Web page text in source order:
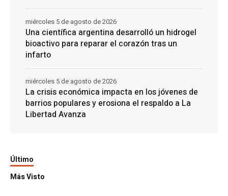
Una científica argentina desarrolló un hidrogel
bioactivo para reparar el corazón tras un
infarto
miércoles 5 de agosto de 2026
La crisis económica impacta en los jóvenes de
barrios populares y erosiona el respaldo a La
Libertad Avanza
miércoles 5 de agosto de 2026
Último
Más Visto